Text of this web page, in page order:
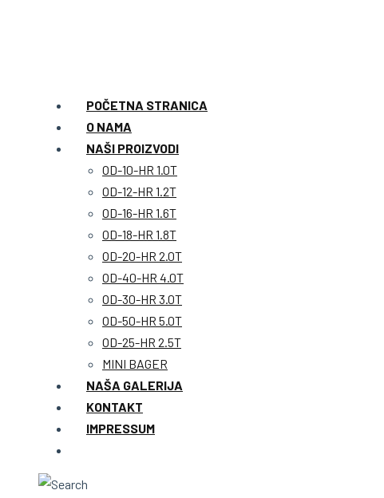
POČETNA STRANICA
O NAMA
NAŠI PROIZVODI
OD-10-HR 1.0T
OD-12-HR 1.2T
OD-16-HR 1.6T
OD-18-HR 1.8T
OD-20-HR 2.0T
OD-40-HR 4.0T
OD-30-HR 3.0T
OD-50-HR 5.0T
OD-25-HR 2.5T
MINI BAGER
NAŠA GALERIJA
KONTAKT
IMPRESSUM